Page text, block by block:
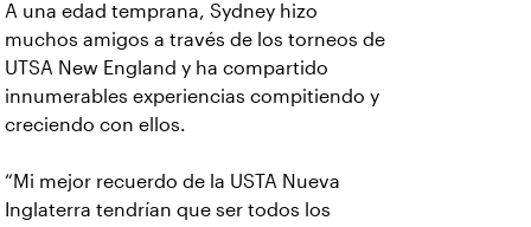
A una edad temprana, Sydney hizo
muchos amigos a través de los torneos de
UTSA New England y ha compartido
innumerables experiencias compitiendo y
creciendo con ellos.
“Mi mejor recuerdo de la USTA Nueva
Inglaterra tendrían que ser todos los